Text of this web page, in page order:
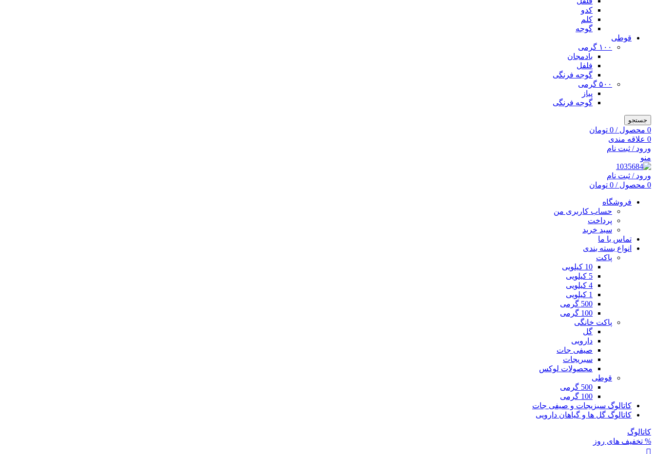
کدو
کلم
گوجه
قوطی
۱۰۰ گرمی
بادمجان
فلفل
گوجه فرنگی
۵۰۰ گرمی
پیاز
گوجه فرنگی
جستجو
0 محصول /
0 تومان
0 علاقه مندی
ورود / ثبت نام
منو
ورود / ثبت نام
0 محصول /
0 تومان
فروشگاه
حساب کاربری من
پرداخت
سبد خرید
تماس با ما
انواع بسته بندی
پاکت
10 کیلویی
5 کیلویی
4 کیلویی
1 کیلویی
500 گرمی
100 گرمی
پاکت خانگی
گل
دارویی
صیفی جات
سبریجات
محصولات لوکس
قوطی
500 گرمی
100 گرمی
کاتالوگ سبزیجات و صیفی جات
کاتالوگ گل ها و گیاهان دارویی
کاتالوگ
% تخفیف های روز